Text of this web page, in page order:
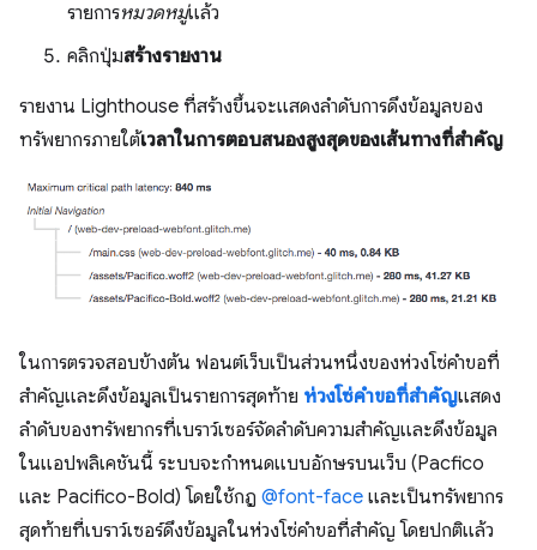
รายการหมวดหมู่แล้ว
คลิกปุ่มสร้างรายงาน
รายงาน Lighthouse ที่สร้างขึ้นจะแสดงลำดับการดึงข้อมูลของ
ทรัพยากรภายใต้เวลาในการตอบสนองสูงสุดของเส้นทางที่สำคัญ
ในการตรวจสอบข้างต้น ฟอนต์เว็บเป็นส่วนหนึ่งของห่วงโซ่คำขอที่
สำคัญและดึงข้อมูลเป็นรายการสุดท้าย ห่วงโซ่คำขอที่สำคัญแสดง
ลำดับของทรัพยากรที่เบราว์เซอร์จัดลำดับความสำคัญและดึงข้อมูล
ในแอปพลิเคชันนี้ ระบบจะกำหนดแบบอักษรบนเว็บ (Pacfico
และ Pacifico-Bold) โดยใช้กฎ @font-face และเป็นทรัพยากร
สุดท้ายที่เบราว์เซอร์ดึงข้อมูลในห่วงโซ่คำขอที่สำคัญ โดยปกติแล้ว